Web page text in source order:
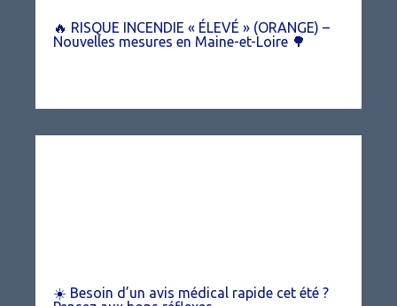
🔥 RISQUE INCENDIE « ÉLEVÉ » (ORANGE) –
Nouvelles mesures en Maine-et-Loire 🌳
☀️ Besoin d’un avis médical rapide cet été ?